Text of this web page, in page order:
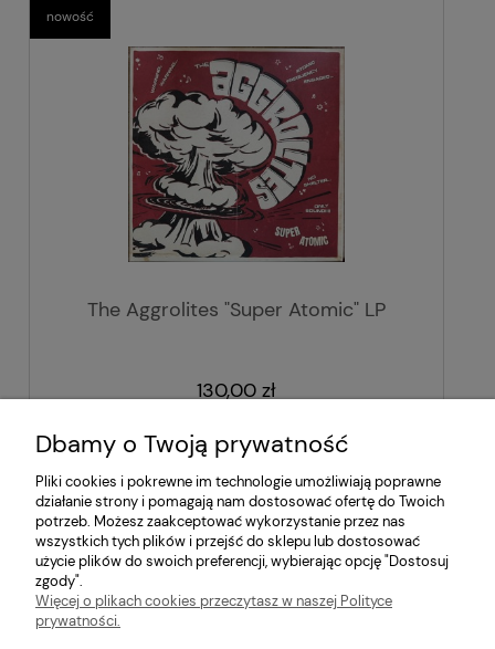
The Aggrolites "Super Atomic" LP
130,00 zł
do koszyka
nowość
« 1 2 3 4 5 ... 56 »
Dbamy o Twoją prywatność
Pliki cookies i pokrewne im technologie umożliwiają poprawne
działanie strony i pomagają nam dostosować ofertę do Twoich
potrzeb. Możesz zaakceptować wykorzystanie przez nas
wszystkich tych plików i przejść do sklepu lub dostosować
użycie plików do swoich preferencji, wybierając opcję "Dostosuj
zgody".
Więcej o plikach cookies przeczytasz w naszej Polityce
prywatności.